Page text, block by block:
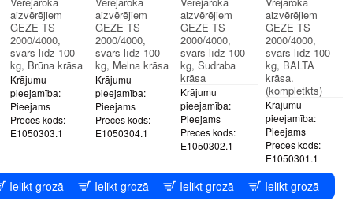
Krājumu
pieejamība:
Pieejams
Preces kods:
E1050303.1
aizvērējiem
GEZE TS
2000/4000,
svārs līdz 100
kg, Brūna krāsa
Ielikt grozā
Krājumu
pieejamība:
Pieejams
Preces kods:
E1050304.1
aizvērējiem
GEZE TS
2000/4000,
svārs līdz 100
kg, Melna krāsa
Ielikt grozā
Krājumu
pieejamība:
Pieejams
Preces kods:
E1050302.1
aizvērējiem
GEZE TS
2000/4000,
svārs līdz 100
kg, Sudraba
krāsa
Ielikt grozā
Krājumu
pieejamība:
Pieejams
Preces kods:
E1050301.1
aizvērējiem
GEZE TS
2000/4000,
svārs līdz 100
kg, BALTA
krāsa.
(kompletkts)
Ielikt grozā